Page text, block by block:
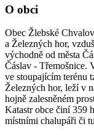
O obci
Obec Žlebské
a Železných hor,
východně od města
Čáslav - Třemošnice.
ve stoupajícím terénu
Železných hor, leží v
hojně zalesněném
Katastr obce činí 359
místními chalupáři či